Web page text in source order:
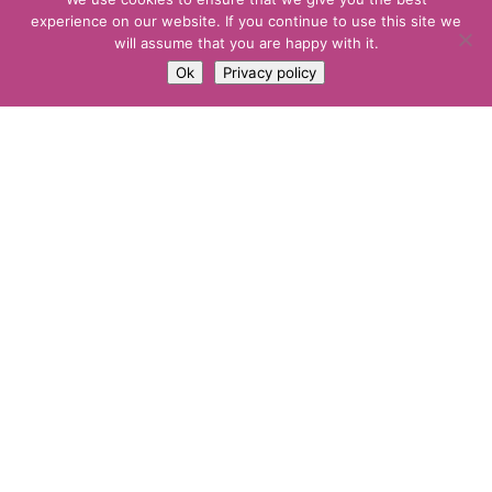
experience on our website. If you continue to use this site we
will assume that you are happy with it.
Ok
Privacy policy